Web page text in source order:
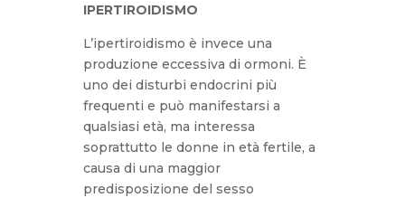
IPERTIROIDISMO
L’ipertiroidismo è invece una
produzione eccessiva di ormoni. È
uno dei disturbi endocrini più
frequenti e può manifestarsi a
qualsiasi età, ma interessa
soprattutto le donne in età fertile, a
causa di una maggior
predisposizione del sesso